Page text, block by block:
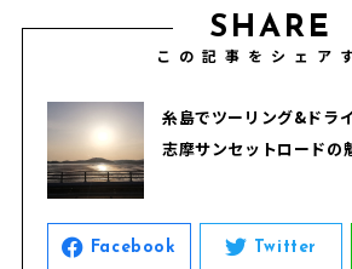
SHARE
この記事をシェア
糸島でツーリング&ドラ
志摩サンセットロードの
Facebook Twitter